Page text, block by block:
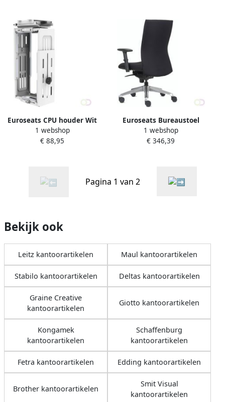
Euroseats CPU houder Wit
1 webshop
€ 88,95
Euroseats Bureaustoel
Vienna
1 webshop
€ 346,39
Pagina 1 van 2
Bekijk ook
Leitz kantoorartikelen Maul kantoorartikelen
Stabilo kantoorartikelen Deltas kantoorartikelen
Graine Creative
kantoorartikelen
Giotto kantoorartikelen
Kongamek
kantoorartikelen
Schaffenburg
kantoorartikelen
Fetra kantoorartikelen Edding kantoorartikelen
Brother kantoorartikelen
Smit Visual
kantoorartikelen